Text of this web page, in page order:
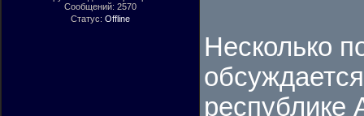
Сообщений: 2570
Статус: Offline
Несколько
республике